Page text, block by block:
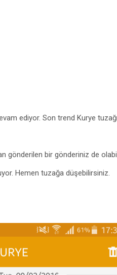
ediyor. Son trend Kurye
gönderilen bir gönderiniz de
Hemen tuzağa düşebilirsiniz.